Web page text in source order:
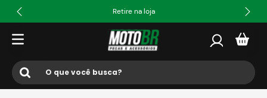
Retire na loja
O que você busca?